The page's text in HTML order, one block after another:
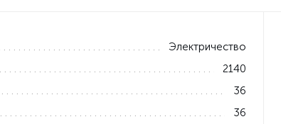
Электричество
2140
36
36